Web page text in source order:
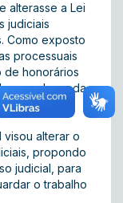
alterasse a Lei
judiciais
Como exposto
processuais
de honorários
e a advogada
visou alterar o
propondo
judicial, para
o trabalho